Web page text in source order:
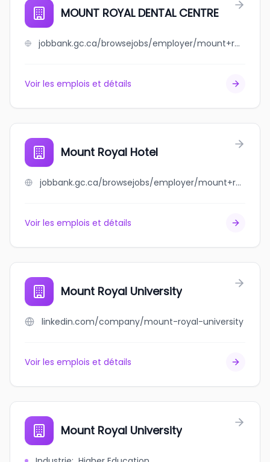
MOUNT ROYAL DENTAL CENTRE
jobbank.gc.ca/browsejobs/employer/mount+royal+dental+centre/ca
Voir les emplois et détails
Mount Royal Hotel
jobbank.gc.ca/browsejobs/employer/mount+royal+hotel/ca
Voir les emplois et détails
Mount Royal University
linkedin.com/company/mount-royal-university
Voir les emplois et détails
Mount Royal University